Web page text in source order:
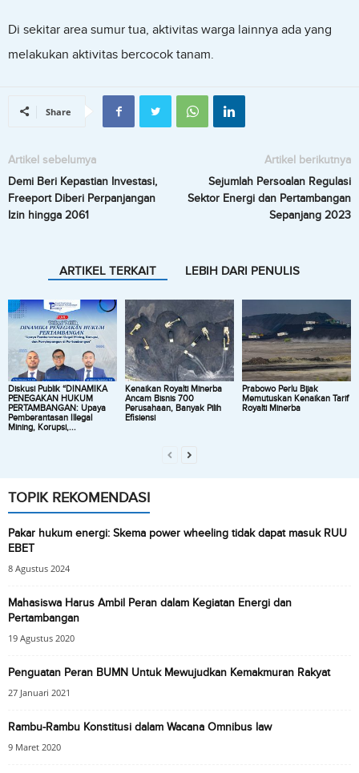
Di sekitar area sumur tua, aktivitas warga lainnya ada yang
melakukan aktivitas bercocok tanam.
Share
Artikel sebelumya
Demi Beri Kepastian Investasi,
Freeport Diberi Perpanjangan
Izin hingga 2061
Artikel berikutnya
Sejumlah Persoalan Regulasi
Sektor Energi dan Pertambangan
Sepanjang 2023
ARTIKEL TERKAIT LEBIH DARI PENULIS
Diskusi Publik “DINAMIKA
PENEGAKAN HUKUM
PERTAMBANGAN: Upaya
Pemberantasan Illegal
Mining, Korupsi,...
Kenaikan Royalti Minerba
Ancam Bisnis 700
Perusahaan, Banyak Pilih
Efisiensi
Prabowo Perlu Bijak
Memutuskan Kenaikan Tarif
Royalti Minerba
TOPIK REKOMENDASI
Pakar hukum energi: Skema power wheeling tidak dapat masuk RUU
EBET
8 Agustus 2024
Mahasiswa Harus Ambil Peran dalam Kegiatan Energi dan
Pertambangan
19 Agustus 2020
Penguatan Peran BUMN Untuk Mewujudkan Kemakmuran Rakyat
27 Januari 2021
Rambu-Rambu Konstitusi dalam Wacana Omnibus law
9 Maret 2020